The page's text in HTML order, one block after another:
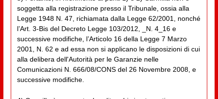
soggetta alla registrazione presso il Tribunale, ossia alla
Legge 1948 N. 47, richiamata dalla Legge 62/2001, nonché
l’Art. 3-Bis del Decreto Legge 103/2012, _N. 4_16 e
successive modifiche, l’Articolo 16 della Legge 7 Marzo
2001, N. 62 e ad essa non si applicano le disposizioni di cui
alla delibera dell'Autorità per le Garanzie nelle
Comunicazioni N. 666/08/CONS del 26 Novembre 2008, e
successive modifiche.